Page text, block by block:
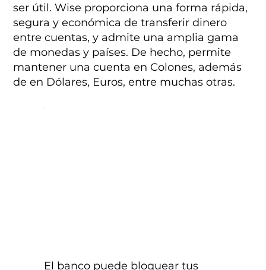
El banco puede bloquear tus
ser útil. Wise proporciona una forma rápida,
segura y económica de transferir dinero
entre cuentas, y admite una amplia gama
de monedas y países. De hecho, permite
mantener una cuenta en Colones, además
de en Dólares, Euros, entre muchas otras.